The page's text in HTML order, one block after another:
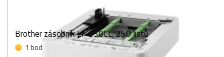
Brother zásobník LT-330CL, 250 listů
1 bod